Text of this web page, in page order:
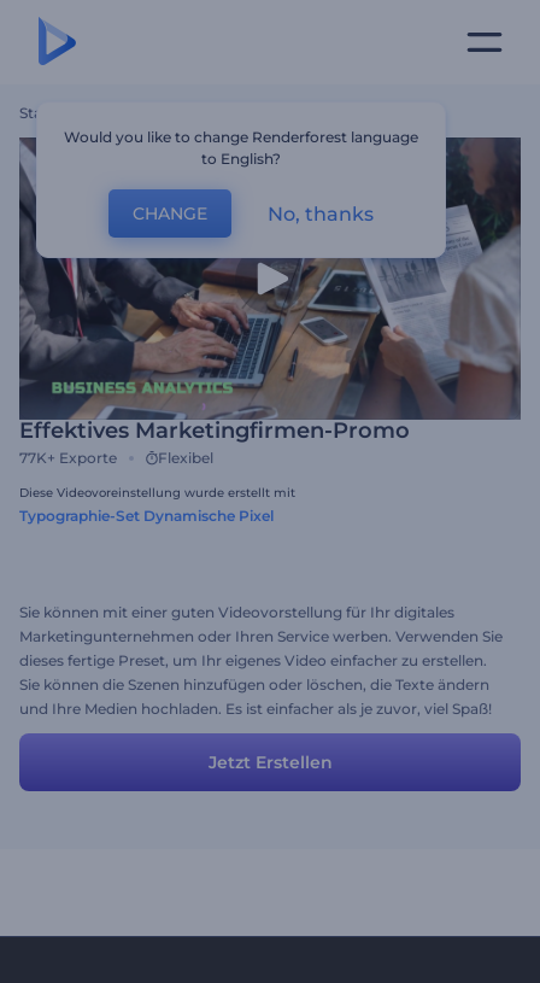
Startseite
Effektives Marketingfirmen-Promo
77K+ Exporte Flexibel
Diese Videovoreinstellung wurde erstellt mit
Typographie-Set Dynamische Pixel
Sie können mit einer guten Videovorstellung für Ihr digitales
Marketingunternehmen oder Ihren Service werben. Verwenden Sie
dieses fertige Preset, um Ihr eigenes Video einfacher zu erstellen.
Sie können die Szenen hinzufügen oder löschen, die Texte ändern
und Ihre Medien hochladen. Es ist einfacher als je zuvor, viel Spaß!
Jetzt Erstellen
Would you like to change Renderforest language
to English?
CHANGE No, thanks